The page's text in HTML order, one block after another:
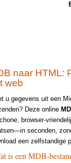
naar HTML:
web
u gegevens uit een
Deze online
browser-
seconden,
een zelfstandige
is een MDB-